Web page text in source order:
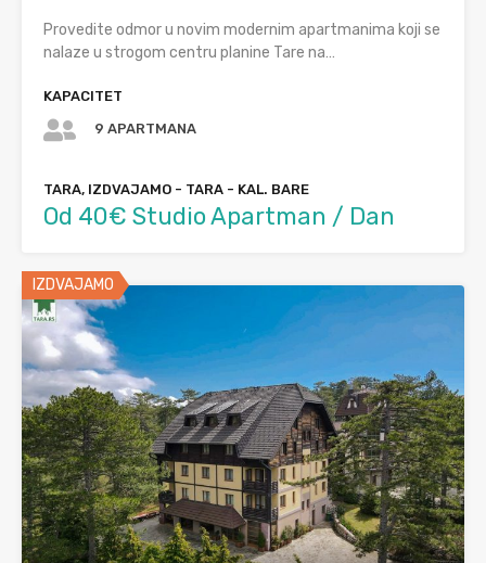
Provedite odmor u novim modernim apartmanima koji se
nalaze u strogom centru planine Tare na…
KAPACITET
9 APARTMANA
TARA, IZDVAJAMO - TARA - KAL. BARE
Od 40€ Studio Apartman / Dan
IZDVAJAMO